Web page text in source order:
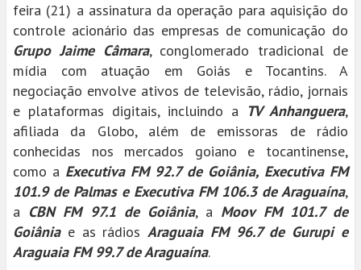
feira (21) a assinatura da operação para aquisição do
controle acionário das empresas de comunicação do
Grupo Jaime Câmara, conglomerado tradicional de
mídia com atuação em Goiás e Tocantins. A
negociação envolve ativos de televisão, rádio, jornais
e plataformas digitais, incluindo a TV Anhanguera,
afiliada da Globo, além de emissoras de rádio
conhecidas nos mercados goiano e tocantinense,
como a Executiva FM 92.7 de Goiânia, Executiva FM
101.9 de Palmas e Executiva FM 106.3 de Araguaína,
a CBN FM 97.1 de Goiânia, a Moov FM 101.7 de
Goiâniae as rádiosAraguaia FM 96.7 de Gurupi e
Araguaia FM 99.7 de Araguaína.